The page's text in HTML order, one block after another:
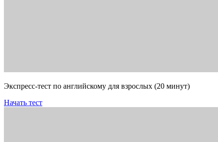
Экспресс-тест по английскому для взрослых (20 минут)
Начать тест